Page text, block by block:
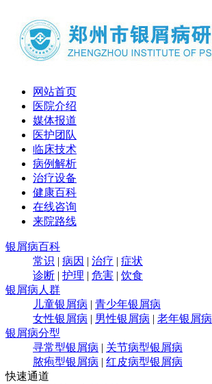
网站首页
医院介绍
媒体报道
医护团队
临床技术
病例解析
治疗设备
健康百科
在线咨询
来院路线
银屑病百科
常识 | 病因 | 治疗 | 症状
诊断 | 护理 | 危害 | 饮食
银屑病人群
儿童银屑病 | 青少年银屑病
女性银屑病 | 男性银屑病 | 老年银屑病
银屑病分型
寻常型银屑病 | 关节病型银屑病
脓疱型银屑病 | 红皮病型银屑病
快速通道